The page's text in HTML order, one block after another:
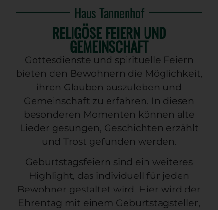
Haus Tannenhof
RELIGÖSE FEIERN UND
GEMEINSCHAFT
Gottesdienste und spirituelle Feiern
bieten den Bewohnern die Möglichkeit,
ihren Glauben auszuleben und
Gemeinschaft zu erfahren. In diesen
besonderen Momenten können alte
Lieder gesungen, Geschichten erzählt
und Trost gefunden werden.
Geburtstagsfeiern sind ein weiteres
Highlight, das individuell für jeden
Bewohner gestaltet wird. Hier wird der
Ehrentag mit einem Geburtstagsteller,